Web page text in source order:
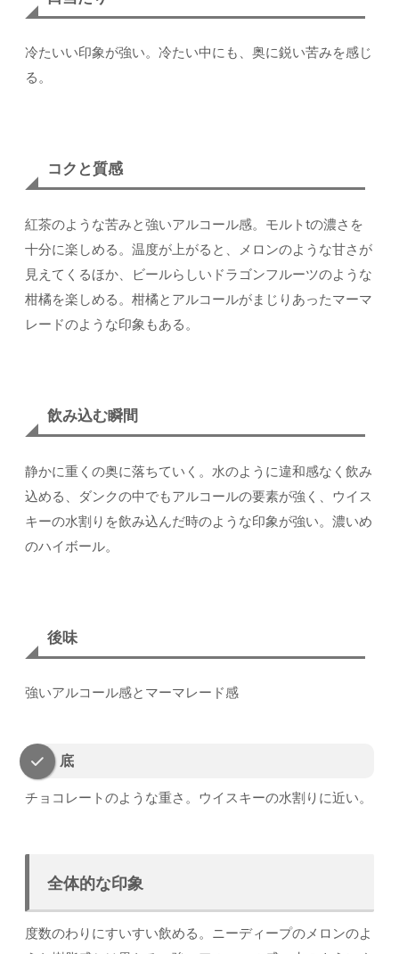
冷たいい印象が強い。冷たい中にも、奥に鋭い苦みを感じ
る。
コクと質感
紅茶のような苦みと強いアルコール感。モルトtの濃さを
十分に楽しめる。温度が上がると、メロンのような甘さが
見えてくるほか、ビールらしいドラゴンフルーツのような
柑橘を楽しめる。柑橘とアルコールがまじりあったマーマ
レードのような印象もある。
飲み込む瞬間
静かに重くの奥に落ちていく。水のように違和感なく飲み
込める、ダンクの中でもアルコールの要素が強く、ウイス
キーの水割りを飲み込んだ時のような印象が強い。濃いめ
のハイボール。
後味
強いアルコール感とマーマレード感
底
チョコレートのような重さ。ウイスキーの水割りに近い。
全体的な印象
度数のわりにすいすい飲める。ニーディープのメロンのよ